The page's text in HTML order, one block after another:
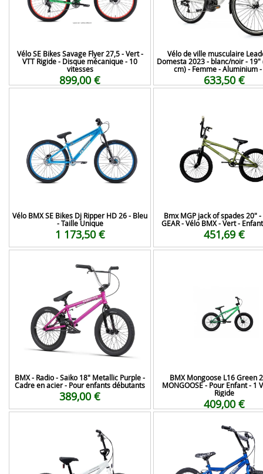
Vélo SE Bikes Savage Flyer 27,5 - Vert -
VTT Rigide - Disque mécanique - 10
vitesses
899,00 €
Vélo de ville musculaire
Domesta 2023 - blanc/noir - 19"
cm) - Femme - Aluminium -
633,50 €
Vélo BMX SE Bikes Dj Ripper HD 26 - Bleu
- Taille Unique
1 173,50 €
Bmx MGP jack of spades 20"
GEAR - Vélo BMX - Vert -
451,69 €
BMX - Radio - Saiko 18" Metallic Purple -
Cadre en acier - Pour enfants débutants
389,00 €
BMX Mongoose L16 Green
MONGOOSE - Pour Enfant - 1
Rigide
409,00 €